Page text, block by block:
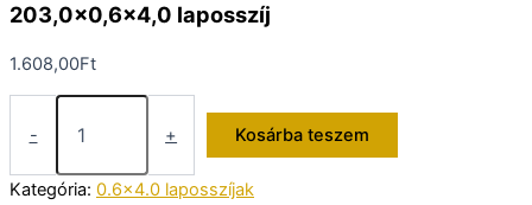
203,0×0,6×4,0 laposszíj
1.608,00Ft
-
203,0x0,6x4,0
+ Kosárba teszem
Kategória: 0.6x4.0 laposszíjak